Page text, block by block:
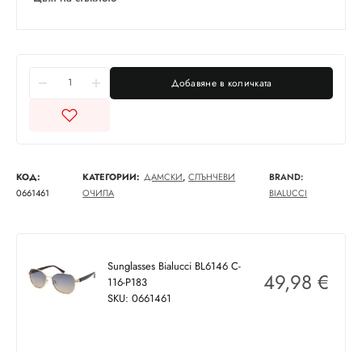
Добавяне в количката
КОД:
0661461
КАТЕГОРИИ: ДАМСКИ,СЛЪНЧЕВИ
ОЧИЛА
BRAND:
BIALUCCI
Sunglasses Bialucci BL6146 C-
116-P183
SKU: 0661461
49,98 €